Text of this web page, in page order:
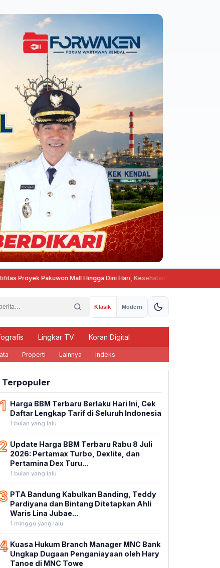
Pakuwon Mall Hingga Dini Hari, Kesehatan dan Ketenangan Warga
Klasik Modern
Lingkar TV Koran Digital
Properti Lainnya Indeks
Terpopuler
1 Harga BBM Terbaru Berlaku Hari Ini, Cek
Daftar Lengkap Tarif di Seluruh Indonesia
1 bulan yang lalu
Update Harga BBM Terbaru Rabu 8 Juli
2026: Pertamax Turbo, Dexlite, dan
Pertamina Dex Turu...
1 bulan yang lalu
PTA Bandung Kabulkan Banding, Teddy
Pardiyana dan Bintang Ditetapkan Ahli
Waris Lina Jubae...
1 minggu yang lalu
Kuasa Hukum Branch Manager MNC Bank
Ungkap Dugaan Penganiayaan oleh Hary
Tanoe di MNC Towe